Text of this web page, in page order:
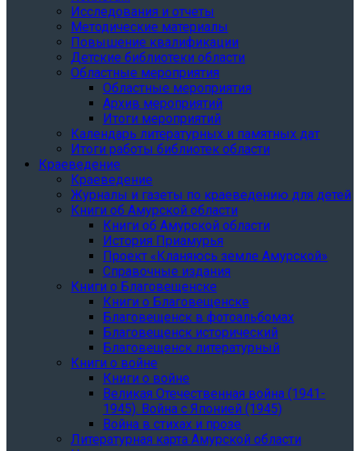
Исследования и отчеты
Методические материалы
Повышение квалификации
Детские библиотеки области
Областные мероприятия
Областные мероприятия
Архив мероприятий
Итоги мероприятий
Календарь литературных и памятных дат
Итоги работы библиотек области
Краеведение
Краеведение
Журналы и газеты по краеведению для детей
Книги об Амурской области
Книги об Амурской области
История Приамурья
Проект «Кланяюсь земле Амурской»
Справочные издания
Книги о Благовещенске
Книги о Благовещенске
Благовещенск в фотоальбомах
Благовещенск исторический
Благовещенск литературный
Книги о войне
Книги о войне
Великая Отечественная война (1941-
1945). Война с Японией (1945)
Война в стихах и прозе
Литературная карта Амурской области